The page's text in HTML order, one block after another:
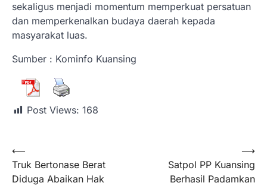
sekaligus menjadi momentum memperkuat persatuan
dan memperkenalkan budaya daerah kepada
masyarakat luas.
Sumber : Kominfo Kuansing
Post Views: 168
⟵
Truk Bertonase Berat
Diduga Abaikan Hak
Satpol PP Kuansing
Berhasil Padamkan
⟶